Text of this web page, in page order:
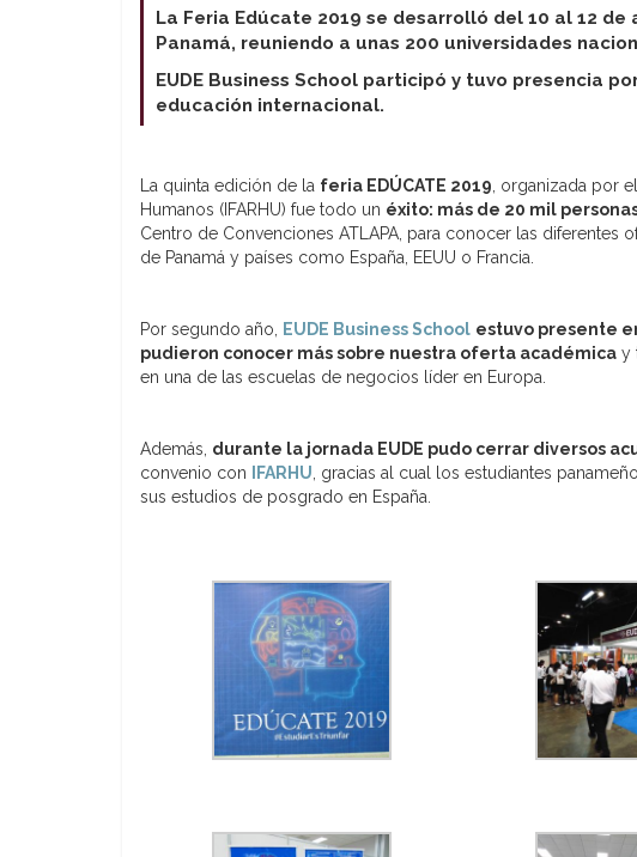
La Feria Edúcate 2019 se desarrolló del 10 al 12
Panamá, reuniendo a unas 200 universidades
EUDE Business School participó y tuvo presencia
educación internacional.
La quinta edición de la feria EDÚCATE 2019 , organizada por
Humanos (IFARHU) fue todo un éxito: más de 20 mil
Centro de Convenciones ATLAPA, para conocer las diferentes
de Panamá y países como España, EEUU o Francia.
Por segundo año, EUDE Business School estuvo presente
pudieron conocer más sobre nuestra oferta académica y
en una de las escuelas de negocios líder en Europa.
Además, durante la jornada EUDE pudo cerrar diversos
convenio con
IFARHU , gracias al cual los estudiantes
sus estudios de posgrado en España.